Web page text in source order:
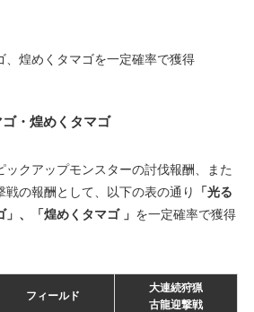
、煌めくタマゴを一定確率で獲得
・煌めくタマゴ
ックアップモンスターの討伐報酬、また
戦の報酬として、以下の表の通り
「光る
、「煌めくタマゴ 」 を一定確率で獲得
フィールド
大連続狩猟
古龍迎撃戦